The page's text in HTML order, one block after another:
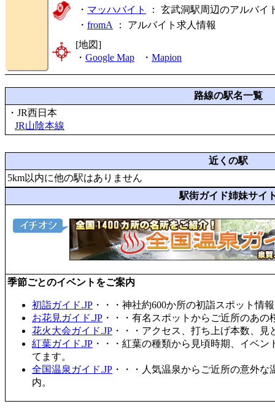
・ マッハバイト
： 玄武洞駅周辺のアルバイ
・ fromA ： アルバイト求人情報
[地図]
・ Google Map ・ Mapion
路線の駅名一覧
・JR西日本
JR山陰本線
近くの駅
5km以内に他の駅はありません
駅街ガイド姉妹サイ
季節ごとのイベントをご案内
初詣ガイド.JP ・・・神社約600か所の初詣スポット情
お花見ガイド.JP ・・・有名スポットからご近所のあ
花火大会ガイド.JP ・・・アクセス、打ち上げ本数、
紅葉ガイド.JP ・・・紅葉の種類から見頃時期、イベ
てます。
全国温泉ガイド.JP ・・・人気温泉からご近所の意外
内。